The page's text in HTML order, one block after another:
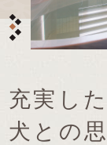
充実し
犬との